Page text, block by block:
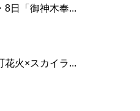
8日「御神木奉...
花火×スカイラ...